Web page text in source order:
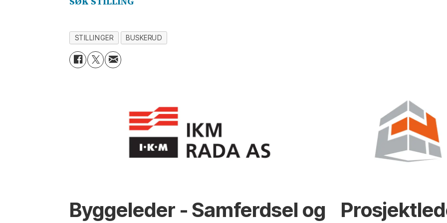
STILLINGER BUSKERUD
Byggeleder - Samferdsel og